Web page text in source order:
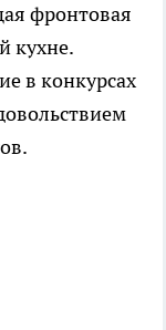
фронтовая
кухне.
в конкурсах